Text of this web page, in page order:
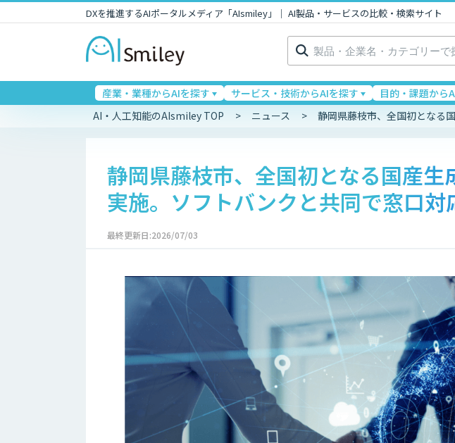
DXを推進するAIポータルメディア「AIsmiley」｜ AI製品・サービスの比較・検索サイト
検
索:
産業・業種からAIを探す サービス・技術からAIを探す 目的・課題から
AI・人工知能のAIsmiley TOP ニュース 静岡県藤枝市、全国初となる
静岡県藤枝市、全国初となる国産生
実施。ソフトバンクと共同で窓口
最終更新日:2026/07/03